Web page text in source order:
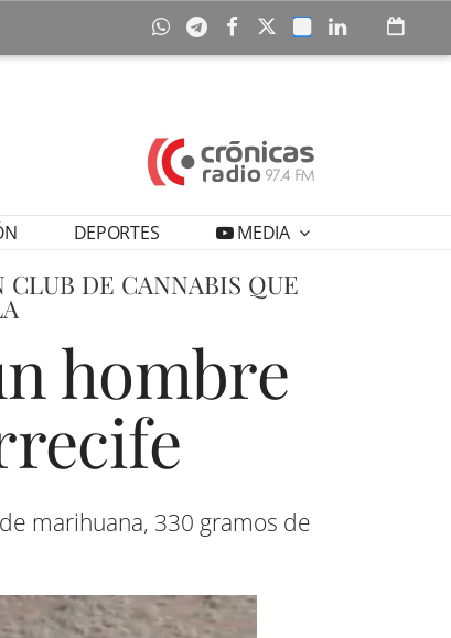
DEPORTES MEDIA
DE CANNABIS QUE
hombre
marihuana, 330 gramos de